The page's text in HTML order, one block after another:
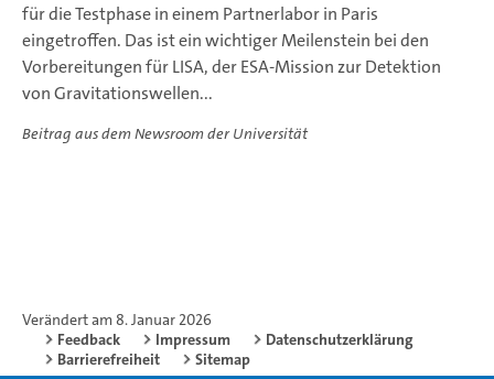
für die Testphase in einem Partnerlabor in Paris
eingetroffen. Das ist ein wichtiger Meilenstein bei den
Vorbereitungen für LISA, der ESA-Mission zur Detektion
von Gravitationswellen...
Beitrag aus dem Newsroom der Universität
Verändert am 8. Januar 2026
Feedback
Impressum
Datenschutzerklärung
Barrierefreiheit
Sitemap